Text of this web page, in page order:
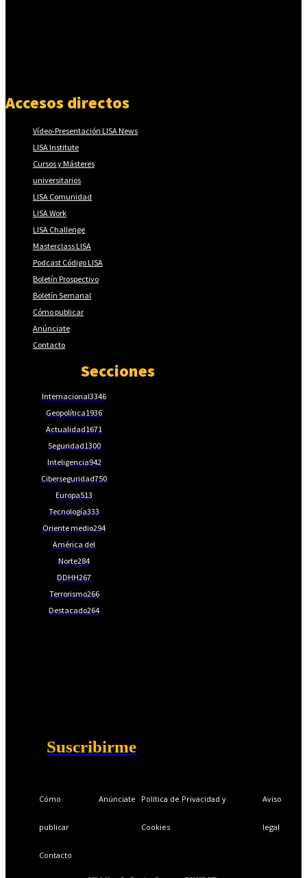
Accesos directos
Vídeo-Presentación LISA News
LISA Institute
Cursos y Másteres
universitarios
LISA Comunidad
LISA Work
LISA Challenge
Masterclass LISA
Podcast Código LISA
Boletín Prospectivo
Boletín Semanal
Cómo publicar
Anúnciate
Contacto
Secciones
Internacional3346
Geopolítica1936
Actualidad1671
Seguridad1300
Inteligencia942
Ciberseguridad750
Europa513
Tecnología333
Oriente medio294
América del
Norte284
DDHH267
Terrorismo266
Destacado264
Suscribirme
Cómo
publicar
Anúnciate Política de Privacidad y
Cookies
Aviso
legal
Contacto